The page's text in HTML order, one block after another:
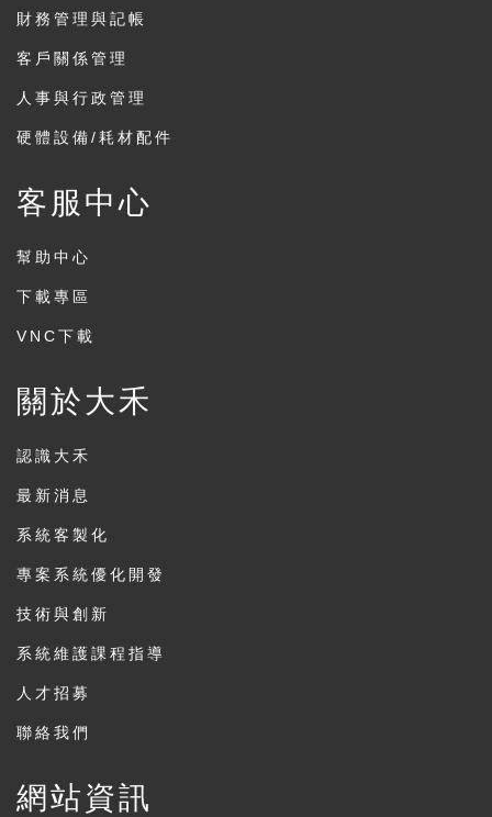
財務管理與記帳
客戶關係管理
人事與行政管理
硬體設備/耗材配件
客服中心
幫助中心
下載專區
VNC下載
關於大禾
認識大禾
最新消息
系統客製化
專案系統優化開發
技術與創新
系統維護課程指導
人才招募
聯絡我們
網站資訊